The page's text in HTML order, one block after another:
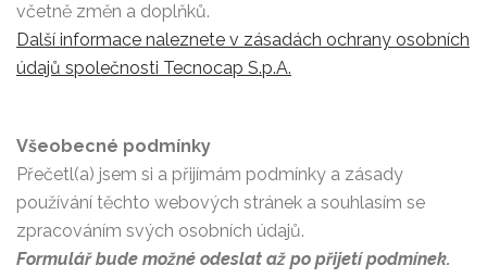
včetně změn a doplňků.
Další informace naleznete v zásadách ochrany osobních
údajů společnosti Tecnocap S.p.A.
Všeobecné podmínky
Přečetl(a) jsem si a přijímám podmínky a zásady
používání těchto webových stránek a souhlasím se
zpracováním svých osobních údajů.
Formulář bude možné odeslat až po přijetí podmínek.